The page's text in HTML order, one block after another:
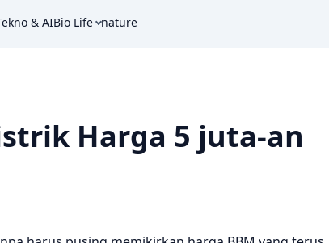
& AIBio Life nature
Harga 5 juta-an